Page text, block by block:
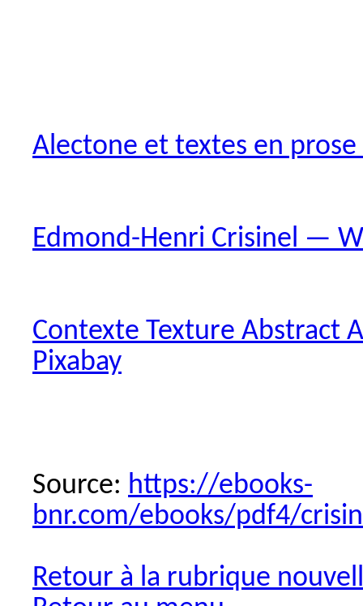
Alectone et textes en
Edmond-Henri Crisinel —
Contexte Texture Abstract
Pixabay
Source: https://ebooks-
bnr.com/ebooks/pdf4/
Retour à la rubrique